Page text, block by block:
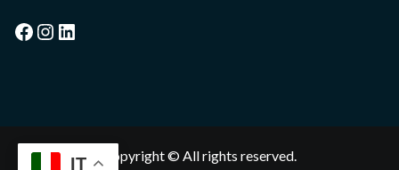
Facebook
Instagram
LinkedIn
Copyright © All rights reserved.
IT